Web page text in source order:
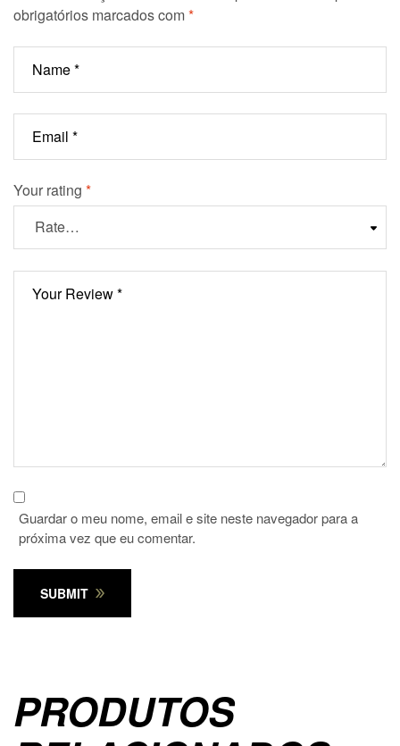
obrigatórios marcados com*
Your rating *
Guardar o meu nome, email e site neste navegador para a
próxima vez que eu comentar.
SUBMIT
PRODUTOS